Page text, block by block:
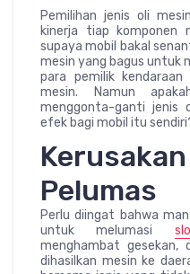
Pemilihan jenis oli
kinerja tiap komponen
supaya mobil bakal
mesin yang bagus untuk
para pemilik
mesin. Namun
menggonta-ganti jenis
efek bagi mobil itu
Pelumas
Perlu diingat bahwa
untuk melumasi
menghambat gesekan,
dihasilkan mesin ke